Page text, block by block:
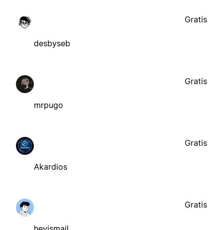
desbyseb
Gratis
mrpugo
Gratis
Akardios
Gratis
Gratis